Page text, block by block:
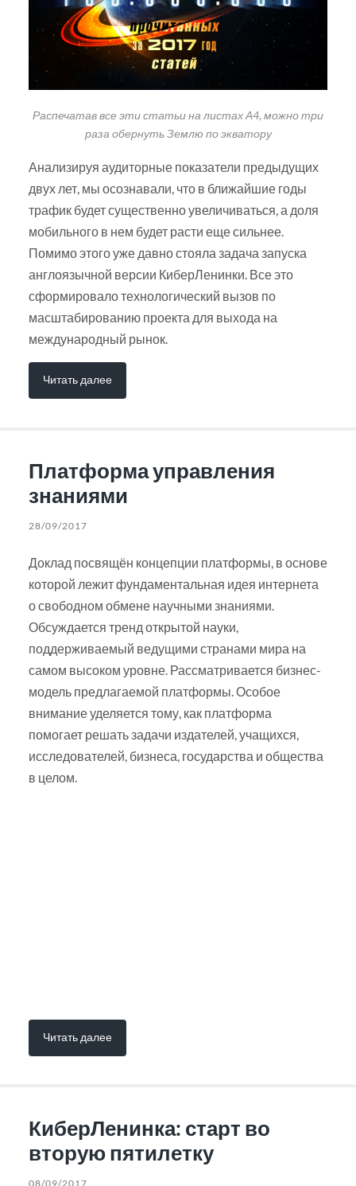
Распечатав все эти статьи на листах А4, можно три
раза обернуть Землю по экватору
Анализируя аудиторные показатели предыдущих
двух лет, мы осознавали, что в ближайшие годы
трафик будет существенно увеличиваться, а доля
мобильного в нем будет расти еще сильнее.
Помимо этого уже давно стояла задача запуска
англоязычной версии КиберЛенинки. Все это
сформировало технологический вызов по
масштабированию проекта для выхода на
международный рынок.
Читать далее
Платформа управления
знаниями
28/09/2017
Доклад посвящён концепции платформы, в основе
которой лежит фундаментальная идея интернета
о свободном обмене научными знаниями.
Обсуждается тренд открытой науки,
поддерживаемый ведущими странами мира на
самом высоком уровне. Рассматривается бизнес-
модель предлагаемой платформы. Особое
внимание уделяется тому, как платформа
помогает решать задачи издателей, учащихся,
исследователей, бизнеса, государства и общества
в целом.
Читать далее
КиберЛенинка: старт во
вторую пятилетку
08/09/2017